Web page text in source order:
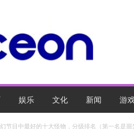
娱乐 文化 新闻 游
节目中最好的十大怪物，分级排名（第一名是噩